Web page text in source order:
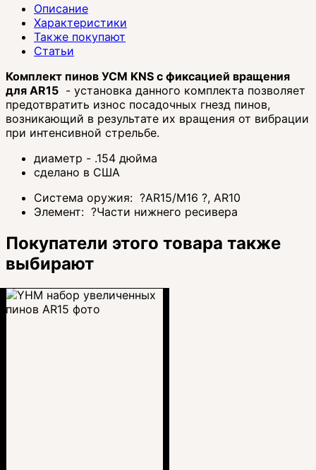
Описание
Характеристики
Также покупают
Статьи
Комплект пинов УСМ KNS с фиксацией вращения
для AR15 - установка данного комплекта позволяет
предотвратить износ посадочных гнезд пинов,
возникающий в результате их вращения от вибрации
при интенсивной стрельбе.
диаметр - .154 дюйма
сделано в США
Система оружия: ?AR15/M16 ?, AR10
Элемент: ?Части нижнего ресивера
Покупатели этого товара также
выбирают